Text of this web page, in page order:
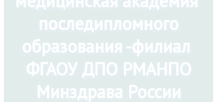
последипломного
образования -филиал
ФГАОУ ДПО РМАНПО
Минздрава России